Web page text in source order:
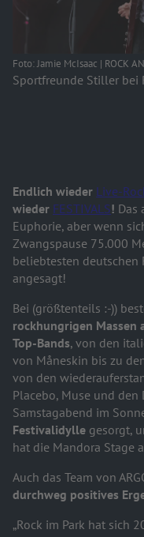
Foto: Jamie McIsaac | ROCK
Sportfreunde Stiller bei
Endlich wieder Live-
wieder FESTIVALS! Das
Euphorie, aber wenn
Zwangspause 75.000
beliebtesten deutschen
angesagt!
Bei (größtenteils :-))
rockhungrigen Massen
Top-Bands, von den
von Måneskin bis zu
von den
Placebo, Muse und den
Samstagabend im
Festivalidylle gesorgt,
hat die Mandora Stage
Auch das Team von
durchweg positives
„Rock im Park hat sich